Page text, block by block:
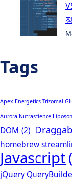
Tags
Apex Energetics Trizomal
Aurora Nutrascience
DOM (2)
homebrew
Javascript
jQuery